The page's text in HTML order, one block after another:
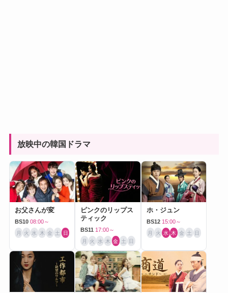
放映中の韓国ドラマ
お父さんが変
BS10 08:00～
月 火 水 木 金 土 日
ピンクのリップス
ティック
BS11 17:00～
月 火 水 木 金 土 日
ホ・ジュン
BS12 15:00～
月 火 水 木 金 土 日